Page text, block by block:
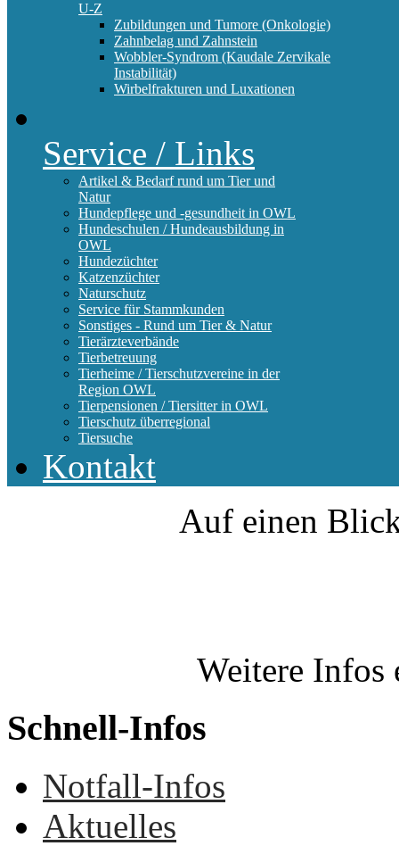
U-Z
Zubildungen und Tumore (Onkologie)
Zahnbelag und Zahnstein
Wobbler-Syndrom (Kaudale Zervikale
Instabilität)
Wirbelfrakturen und Luxationen
Service / Links
Artikel & Bedarf rund um Tier und
Natur
Hundepflege und -gesundheit in OWL
Hundeschulen / Hundeausbildung in
OWL
Hundezüchter
Katzenzüchter
Naturschutz
Service für Stammkunden
Sonstiges - Rund um Tier & Natur
Tierärzteverbände
Tierbetreuung
Tierheime / Tierschutzvereine in der
Region OWL
Tierpensionen / Tiersitter in OWL
Tierschutz überregional
Tiersuche
Kontakt
Auf einen
Weitere Infos
Schnell-Infos
Notfall-Infos
Aktuelles